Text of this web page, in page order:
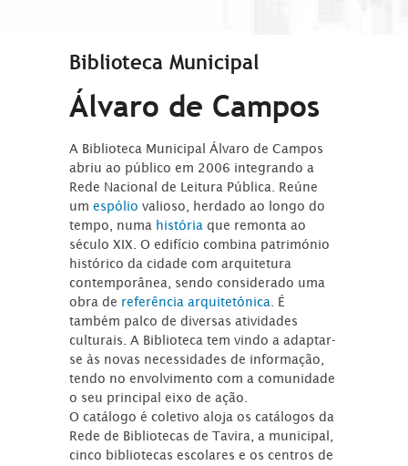
Biblioteca Municipal
Álvaro de Campos
A Biblioteca Municipal Álvaro de Campos
abriu ao público em 2006 integrando a
Rede Nacional de Leitura Pública. Reúne
umespóliovalioso, herdado ao longo do
tempo, numa história que remonta ao
século XIX. O edifício combina património
histórico da cidade com arquitetura
contemporânea, sendo considerado uma
obra de referência arquitetónica . É
também palco de diversas atividades
culturais. A Biblioteca tem vindo a adaptar-
se às novas necessidades de informação,
tendo no envolvimento com a comunidade
o seu principal eixo de ação.
O catálogo é coletivo aloja os catálogos da
Rede de Bibliotecas de Tavira, a municipal,
cinco bibliotecas escolares e os centros de